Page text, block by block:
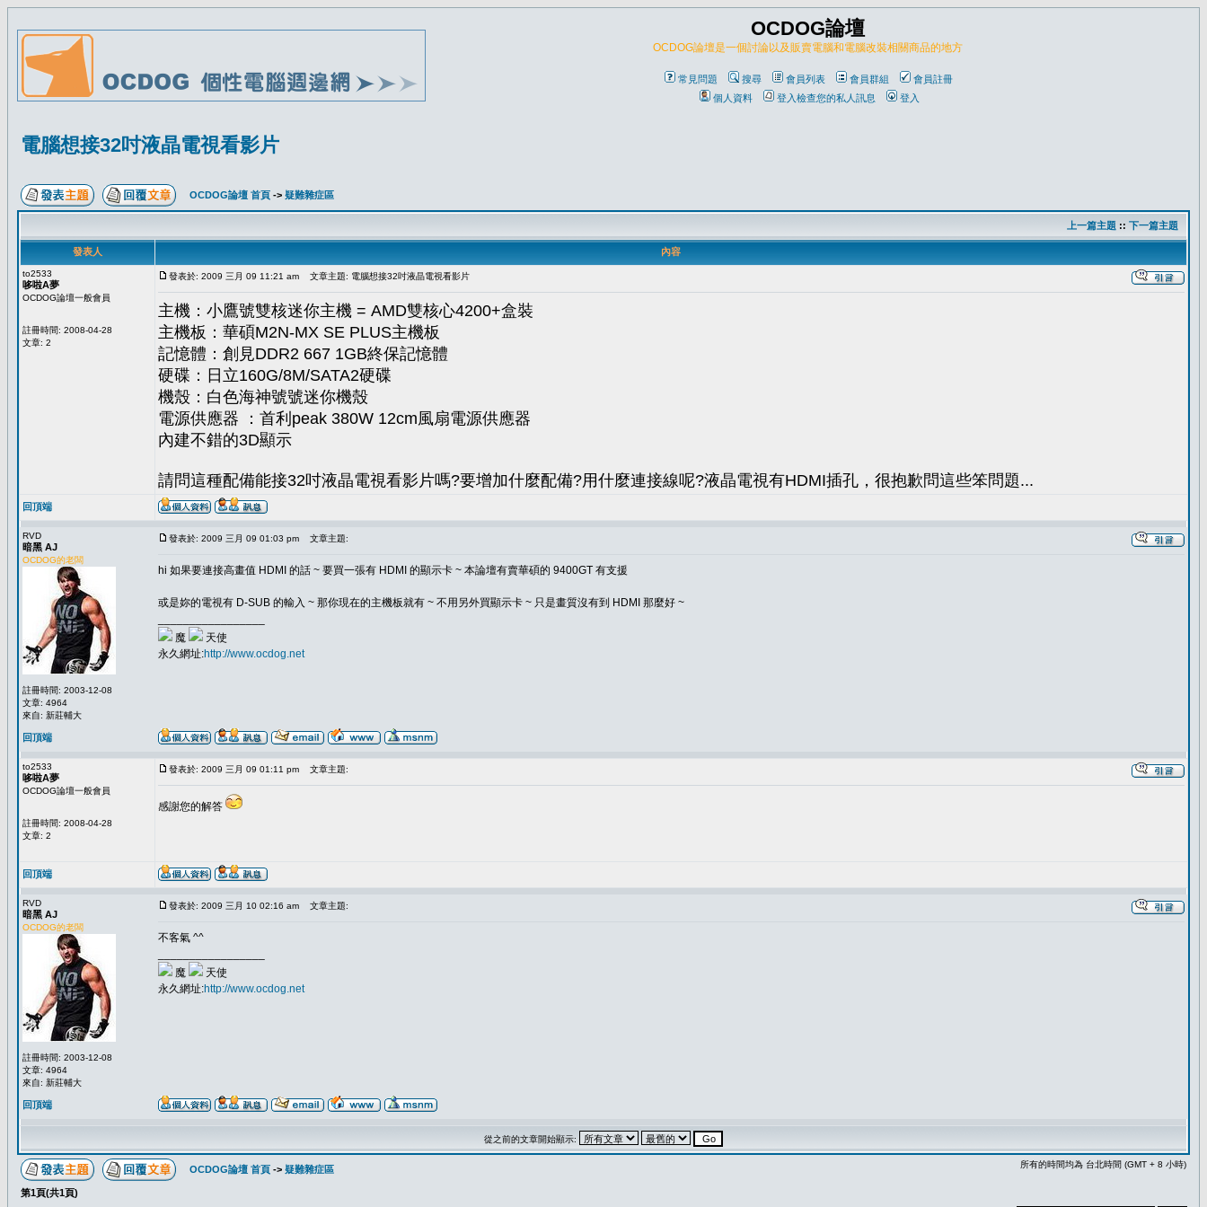
OCDOG論壇
OCDOG論壇是一個討論以及販賣電腦和電腦改裝相關商品的地方
常見問題 搜尋 會員列表 會員群組
會員註冊
個人資料
登入檢查您的私人訊息 登入
電腦想接32吋液晶電視看影片
OCDOG論壇 首頁 -> 疑難雜症區
上一篇主題 :: 下一篇主題
發表人 內容
to2533
哆啦A夢
OCDOG論壇一般會員
註冊時間: 2008-04-28
文章: 2
發表於: 2009 三月 09 11:21 am 文章主題: 電腦想接32吋液晶電視看影片
主機：小鷹號雙核迷你主機 = AMD雙核心4200+盒裝
主機板：華碩M2N-MX SE PLUS主機板
記憶體：創見DDR2 667 1GB終保記憶體
硬碟：日立160G/8M/SATA2硬碟
機殼：白色海神號號迷你機殼
電源供應器 ：首利peak 380W 12cm風扇電源供應器
內建不錯的3D顯示
請問這種配備能接32吋液晶電視看影片嗎?要增加什麼配備?用什麼連接線呢?液晶電視有HDMI插孔，很抱歉問這些笨問題...
回頂端
RVD
暗黑 AJ
OCDOG的老闆
註冊時間: 2003-12-08
文章: 4964
來自: 新莊輔大
發表於: 2009 三月 09 01:03 pm 文章主題:
hi 如果要連接高畫值 HDMI 的話 ~ 要買一張有 HDMI 的顯示卡 ~ 本論壇有賣華碩的 9400GT 有支援
或是妳的電視有 D-SUB 的輸入 ~ 那你現在的主機板就有 ~ 不用另外買顯示卡 ~ 只是畫質沒有到 HDMI 那麼好 ~
魔
天使
永久網址:http://www.ocdog.net
回頂端
to2533
哆啦A夢
OCDOG論壇一般會員
註冊時間: 2008-04-28
文章: 2
發表於: 2009 三月 09 01:11 pm 文章主題:
感謝您的解答
回頂端
RVD
暗黑 AJ
OCDOG的老闆
註冊時間: 2003-12-08
文章: 4964
來自: 新莊輔大
發表於: 2009 三月 10 02:16 am 文章主題:
不客氣 ^^
魔
天使
永久網址:http://www.ocdog.net
回頂端
從之前的文章開始顯示:
OCDOG論壇 首頁 -> 疑難雜症區 所有的時間均為 台北時間 (GMT + 8 小時)
第1頁(共1頁)